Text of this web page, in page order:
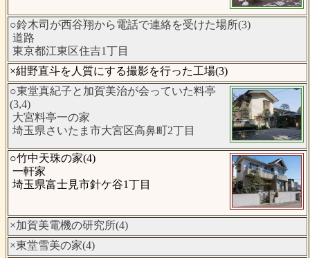
○鈴木司が西谷翔から電話で連絡を受けた場所(3)
道路
東京都江東区住吉1丁目
×紺野直斗を人質にする撮影を行った工場(3)
○東堂真紀子と加賀美治が会っていた料亭
(3,4)
大宮料亭一の家
埼玉県さいたま市大宮区高鼻町2丁目
○竹中天珠の家(4)
一軒家
埼玉県富士見市針ケ谷1丁目
×加賀美電機の研究所(4)
×東堂雪美の家(4)